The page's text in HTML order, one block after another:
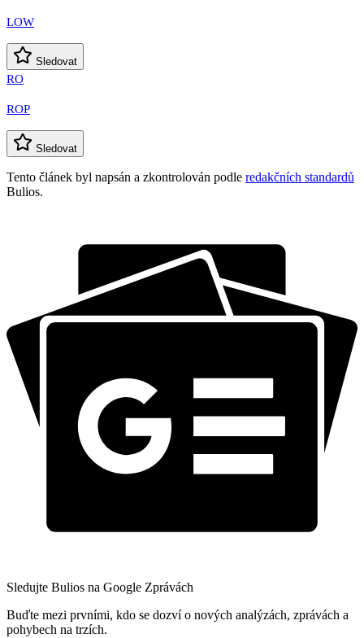
LOW
Sledovat
RO
ROP
Sledovat
Tento článek byl napsán a zkontrolován podle redakčních standardů
Bulios.
Sledujte Bulios na Google Zprávách
Buďte mezi prvními, kdo se dozví o nových analýzách, zprávách a
pohybech na trzích.